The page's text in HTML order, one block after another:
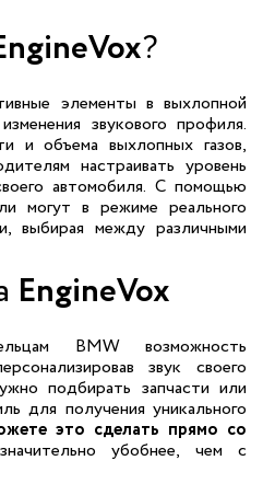
?
элементы в выхлопной
звукового профиля.
и объема выхлопных газов,
настраивать уровень
автомобиля. С помощью
могут в режиме реального
выбирая между различными
EngineVox
BMW возможность
звук своего
подбирать запчасти или
для получения уникального
это сделать прямо со
убобнее, чем с